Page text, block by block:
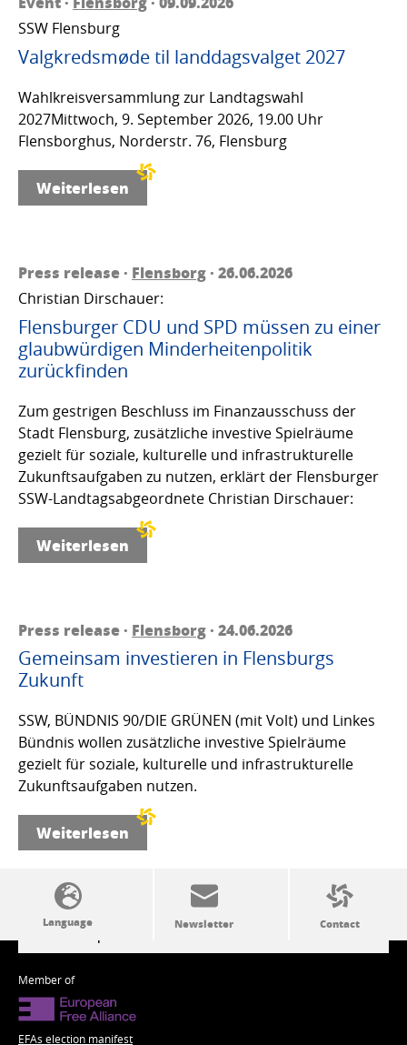
SSW Flensburg
Valgkredsmøde til landdagsvalget 2027
Wahlkreisversammlung zur Landtagswahl
2027Mittwoch, 9. September 2026, 19.00 Uhr
Flensborghus, Norderstr. 76, Flensburg
Weiterlesen
Press release · Flensborg· 26.06.2026
Christian Dirschauer:
Flensburger CDU und SPD müssen zu einer
glaubwürdigen Minderheitenpolitik
zurückfinden
Zum gestrigen Beschluss im Finanzausschuss der
Stadt Flensburg, zusätzliche investive Spielräume
gezielt für soziale, kulturelle und infrastrukturelle
Zukunftsaufgaben zu nutzen, erklärt der Flensburger
SSW-Landtagsabgeordnete Christian Dirschauer:
Weiterlesen
Press release · Flensborg· 24.06.2026
Gemeinsam investieren in Flensburgs
Zukunft
SSW, BÜNDNIS 90/DIE GRÜNEN (mit Volt) und Linkes
Bündnis wollen zusätzliche investive Spielräume
gezielt für soziale, kulturelle und infrastrukturelle
Zukunftsaufgaben nutzen.
Weiterlesen
SSW politics from A to Z
Member of
EFAs election manifest